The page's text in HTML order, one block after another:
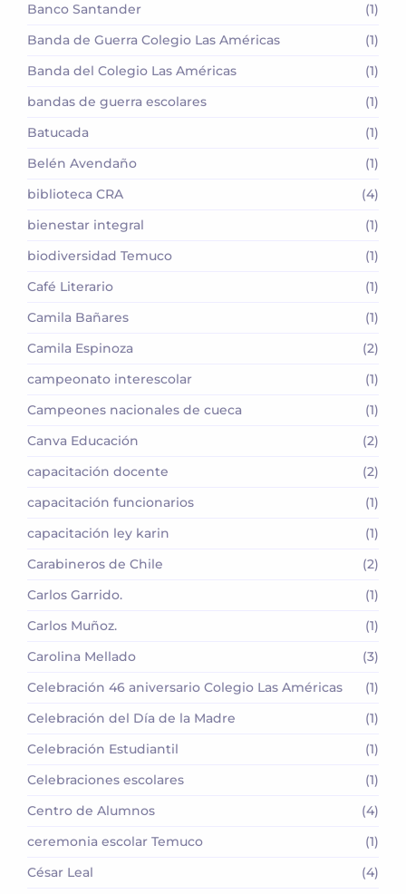
Banco Santander
(1)
Banda de Guerra Colegio Las Américas
(1)
Banda del Colegio Las Américas
(1)
bandas de guerra escolares
(1)
Batucada
(1)
Belén Avendaño
(1)
biblioteca CRA
(4)
bienestar integral
(1)
biodiversidad Temuco
(1)
Café Literario
(1)
Camila Bañares
(1)
Camila Espinoza
(2)
campeonato interescolar
(1)
Campeones nacionales de cueca
(1)
Canva Educación
(2)
capacitación docente
(2)
capacitación funcionarios
(1)
capacitación ley karin
(1)
Carabineros de Chile
(2)
Carlos Garrido.
(1)
Carlos Muñoz.
(1)
Carolina Mellado
(3)
Celebración 46 aniversario Colegio Las Américas
(1)
Celebración del Día de la Madre
(1)
Celebración Estudiantil
(1)
Celebraciones escolares
(1)
Centro de Alumnos
(4)
ceremonia escolar Temuco
(1)
César Leal
(4)